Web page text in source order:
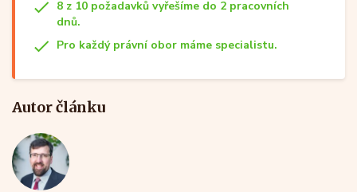
8 z 10 požadavků vyřešíme do 2 pracovních
dnů.
Pro každý právní obor máme specialistu.
Autor článku